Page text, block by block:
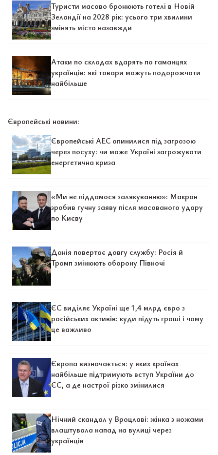
Туристи масово бронюють готелі в Новій
Зеландії на 2028 рік: усього три хвилини
змінять місто назавжди
Атаки по складах вдарять по гаманцях
українців: які товари можуть подорожчати
найбільше
Європейські новини:
Європейські АЕС опинилися під загрозою
через посуху: чи може Україні загрожувати
енергетична криза
«Ми не піддамося залякуванню»: Макрон
зробив гучну заяву після масованого удару
по Києву
Данія повертає довгу службу: Росія й
Трамп змінюють оборону Півночі
ЄС виділяє Україні ще 1,4 млрд євро з
російських активів: куди підуть гроші і чому
це важливо
Європа визначається: у яких країнах
найбільше підтримують вступ України до
ЄС, а де настрої різко змінилися
Нічний скандал у Вроцлаві: жінка з ножами
влаштувала напад на вулиці через
українців